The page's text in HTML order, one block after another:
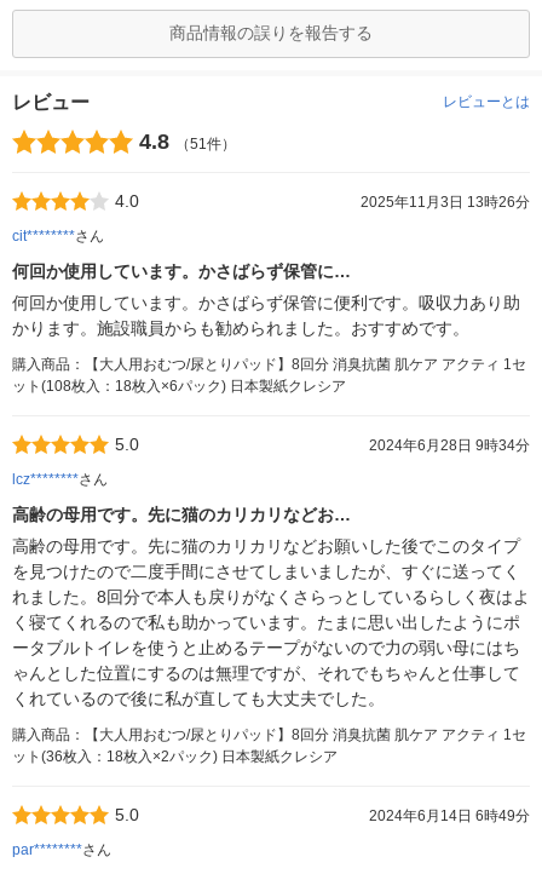
商品情報の誤りを報告する
レビュー レビューとは
4.8 （51件）
4.0
2025年11月3日 13時26分
cit********さん
何回か使用しています。かさばらず保管に…
何回か使用しています。かさばらず保管に便利です。吸収力あり助
かります。施設職員からも勧められました。おすすめです。
購入商品：【大人用おむつ/尿とりパッド】8回分 消臭抗菌 肌ケア アクティ 1セ
ット(108枚入：18枚入×6パック) 日本製紙クレシア
5.0
2024年6月28日 9時34分
lcz********さん
高齢の母用です。先に猫のカリカリなどお…
高齢の母用です。先に猫のカリカリなどお願いした後でこのタイプ
を見つけたので二度手間にさせてしまいましたが、すぐに送ってく
れました。8回分で本人も戻りがなくさらっとしているらしく夜はよ
く寝てくれるので私も助かっています。たまに思い出したようにポ
ータブルトイレを使うと止めるテープがないので力の弱い母にはち
ゃんとした位置にするのは無理ですが、それでもちゃんと仕事して
くれているので後に私が直しても大丈夫でした。
購入商品：【大人用おむつ/尿とりパッド】8回分 消臭抗菌 肌ケア アクティ 1セ
ット(36枚入：18枚入×2パック) 日本製紙クレシア
5.0
2024年6月14日 6時49分
par********さん